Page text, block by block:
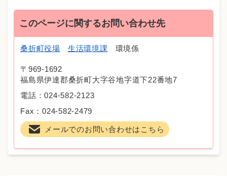
このページに関するお問い合わせ先
桑折町役場 生活環境課 環境係
〒969-1692
福島県伊達郡桑折町大字谷地字道下22番地7
電話：024-582-2123
Fax：024-582-2479
メールでのお問い合わせはこちら